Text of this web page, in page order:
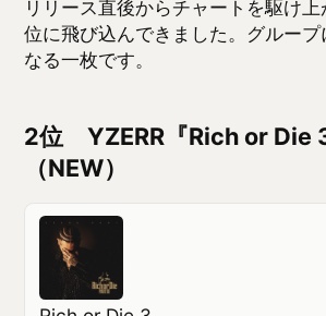
シリーズ第3弾となるYZERRのアルバ
リリース翌日に2位へ初登場。日本のヒ
1位 BTS『ARIRANG』 （→
ARIRANG